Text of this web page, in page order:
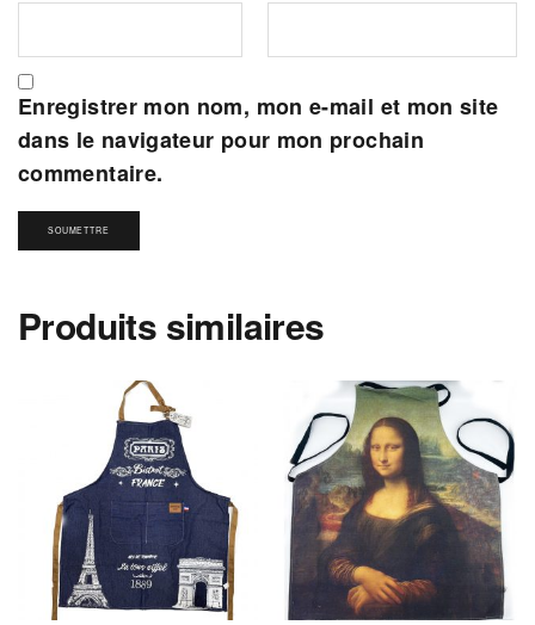
Enregistrer mon nom, mon e-mail et mon site
dans le navigateur pour mon prochain
commentaire.
Produits similaires